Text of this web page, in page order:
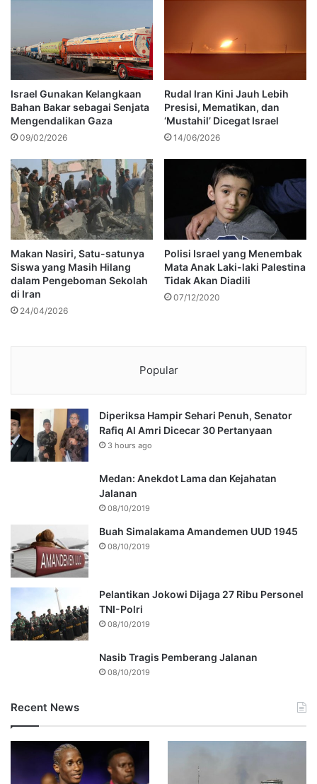
Israel Gunakan Kelangkaan
Bahan Bakar sebagai Senjata
Mengendalikan Gaza
09/02/2026
Rudal Iran Kini Jauh Lebih
Presisi, Mematikan, dan
‘Mustahil’ Dicegat Israel
14/06/2026
Makan Nasiri, Satu-satunya
Siswa yang Masih Hilang
dalam Pengeboman Sekolah
di Iran
24/04/2026
Polisi Israel yang Menembak
Mata Anak Laki-laki Palestina
Tidak Akan Diadili
07/12/2020
Popular
Diperiksa Hampir Sehari Penuh, Senator
Rafiq Al Amri Dicecar 30 Pertanyaan
3 hours ago
Medan: Anekdot Lama dan Kejahatan
Jalanan
08/10/2019
Buah Simalakama Amandemen UUD 1945
08/10/2019
Pelantikan Jokowi Dijaga 27 Ribu Personel
TNI-Polri
08/10/2019
Nasib Tragis Pemberang Jalanan
08/10/2019
Recent News